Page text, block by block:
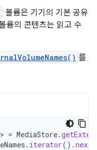
볼륨은 기기의 기본 공유
륨의 콘텐츠는 읽고 수
를
= MediaStore.
. iterator().next